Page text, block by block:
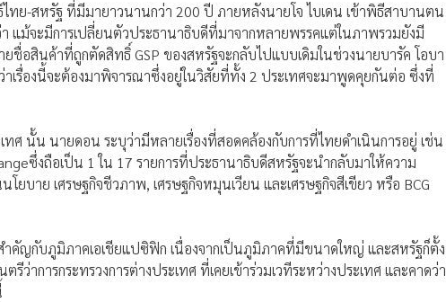
-สหรัฐ ที่มีมายาวนานกว่า 200 ปี ภายหลังนายโจ ไบเดน เข้าพิธีสาบานตน
แม้จะมีการเปลี่ยนตัวประธานาธิบดีที่มาจากหลายพรรคแต่ในภาพรวมยังมี
อสินค้าที่ถูกตัดสิทธิ์ GSP ของสหรัฐจะกลับไปแบบเดิมในช่วงนายบารัค โอบา
เรื่องนี้จะต้องมาพิจารณาซึ่งอยู่ในวิสัยที่ทั้ง 2 ประเทศจะมาพูดคุยกันต่อ ซึ่งที่
ทศ นั้น นายดอน ระบุว่ามีหลายเรื่องที่สอดคล้องกับการที่ไทยดำเนินการอยู่ เช่น
ซึ่งถือเป็น 1 ใน 17 รายการที่ประธานาธิบดีสหรัฐจะนำกลับมาให้ความ
ยบาย เศรษฐกิจชีวภาพ, เศรษฐกิจหมุนเวียน และเศรษฐกิจสีเขียว หรือ BCG
คัญกับภูมิภาคเอเชียแปซิฟิก เนื่องจากเป็นภูมิภาคที่มีขนาดใหญ่ และสหรัฐก็ตั้ง
ว่าการกระทรวงการต่างประเทศ ที่เคยเข้าร่วมเวทีระหว่างประเทศ และคาดว่า